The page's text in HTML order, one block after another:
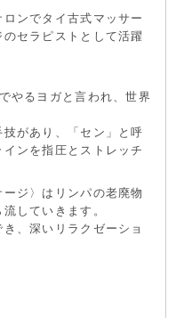
ンでタイ古式マッサー
セラピストとして活躍
やるヨガと言われ、世界
があり、「セン」と呼
ンを指圧とストレッチ
ージ〉はリンパの老廃物
していきます。
、深いリラクゼーショ